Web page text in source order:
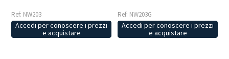
Ref: NW203
Accedi per conoscere i prezzi
e acquistare
Ref: NW203G
Accedi per conoscere i prezzi
e acquistare